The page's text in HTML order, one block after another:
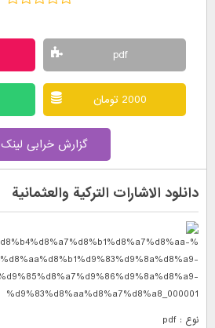
pdf
2000 تومان
گزارش خرابی لینک
دانلود الاشارات التركية والعثمانية
نوع : pdf